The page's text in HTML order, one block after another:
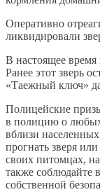
Оперативно
ликвидировали
В настоящее время
Ранее этот зверь
«Таежный ключ»
Полицейские
в полицию о
вблизи
прогнать зверя
своих питомцах,
также соблюдайте
собственной